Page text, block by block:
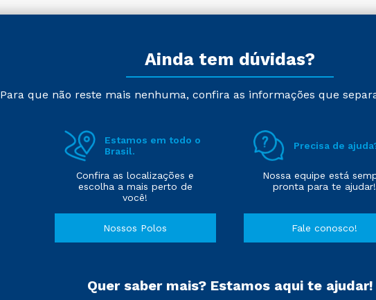
Ainda tem dúvidas?
Para que não reste mais nenhuma, confira as informações que
Estamos em todo o
Brasil.
Confira as localizações e
escolha a mais perto de
você!
Nossos Polos
Precisa de
Nossa equipe está
pronta para te ajudar!
Fale conosco!
Quer saber mais? Estamos aqui te ajudar!